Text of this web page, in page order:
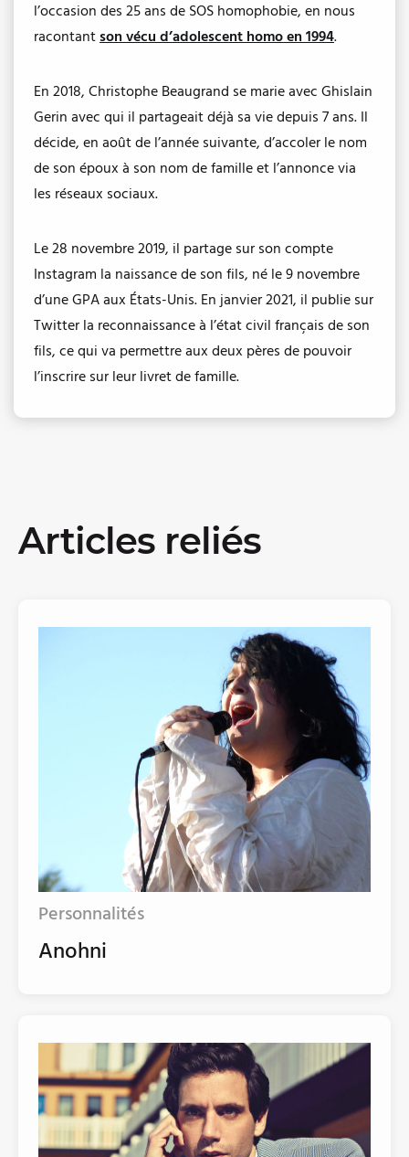
l’occasion des 25 ans de SOS homophobie, en nous
racontant son vécu d’adolescent homo en 1994.
En 2018, Christophe Beaugrand se marie avec Ghislain
Gerin avec qui il partageait déjà sa vie depuis 7 ans. Il
décide, en août de l’année suivante, d’accoler le nom
de son époux à son nom de famille et l’annonce via
les réseaux sociaux.
Le 28 novembre 2019, il partage sur son compte
Instagram la naissance de son fils, né le 9 novembre
d’une GPA aux États-Unis. En janvier 2021, il publie sur
Twitter la reconnaissance à l’état civil français de son
fils, ce qui va permettre aux deux pères de pouvoir
l’inscrire sur leur livret de famille.
Articles reliés
Personnalités
Anohni